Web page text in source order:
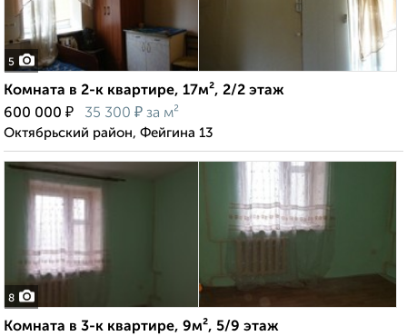
5
Комната в 2-к квартире, 17м², 2/2 этаж
600 000 ₽ 35 300 ₽ за м²
Октябрьский район, Фейгина 13
8
Комната в 3-к квартире, 9м², 5/9 этаж